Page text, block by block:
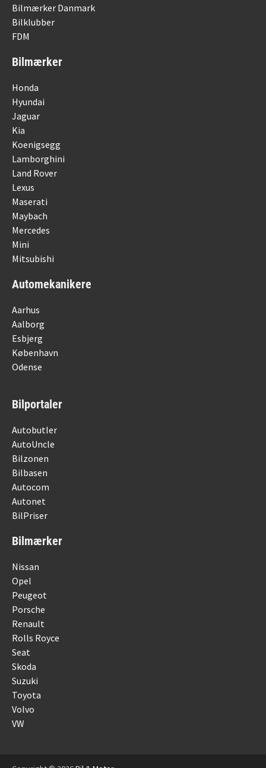
Bilmærker Danmark
Bilklubber
FDM
Bilmærker
Honda
Hyundai
Jaguar
Kia
Koenigsegg
Lamborghini
Land Rover
Lexus
Maserati
Maybach
Mercedes
Mini
Mitsubishi
Automekanikere
Aarhus
Aalborg
Esbjerg
København
Odense
Bilportaler
Autobutler
AutoUncle
Bilzonen
Bilbasen
Autocom
Autonet
BilPriser
Bilmærker
Nissan
Opel
Peugeot
Porsche
Renault
Rolls Royce
Seat
Skoda
Suzuki
Toyota
Volvo
VW